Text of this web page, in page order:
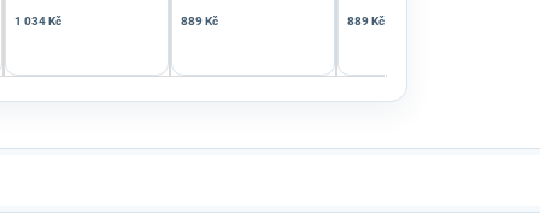
1 034 Kč 889 Kč 889 Kč